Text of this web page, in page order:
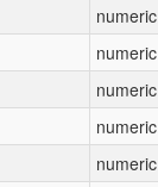
numeric
numeric
numeric
numeric
numeric